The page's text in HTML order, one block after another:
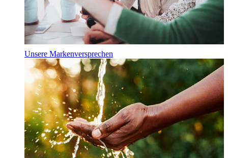
Unsere Markenversprechen